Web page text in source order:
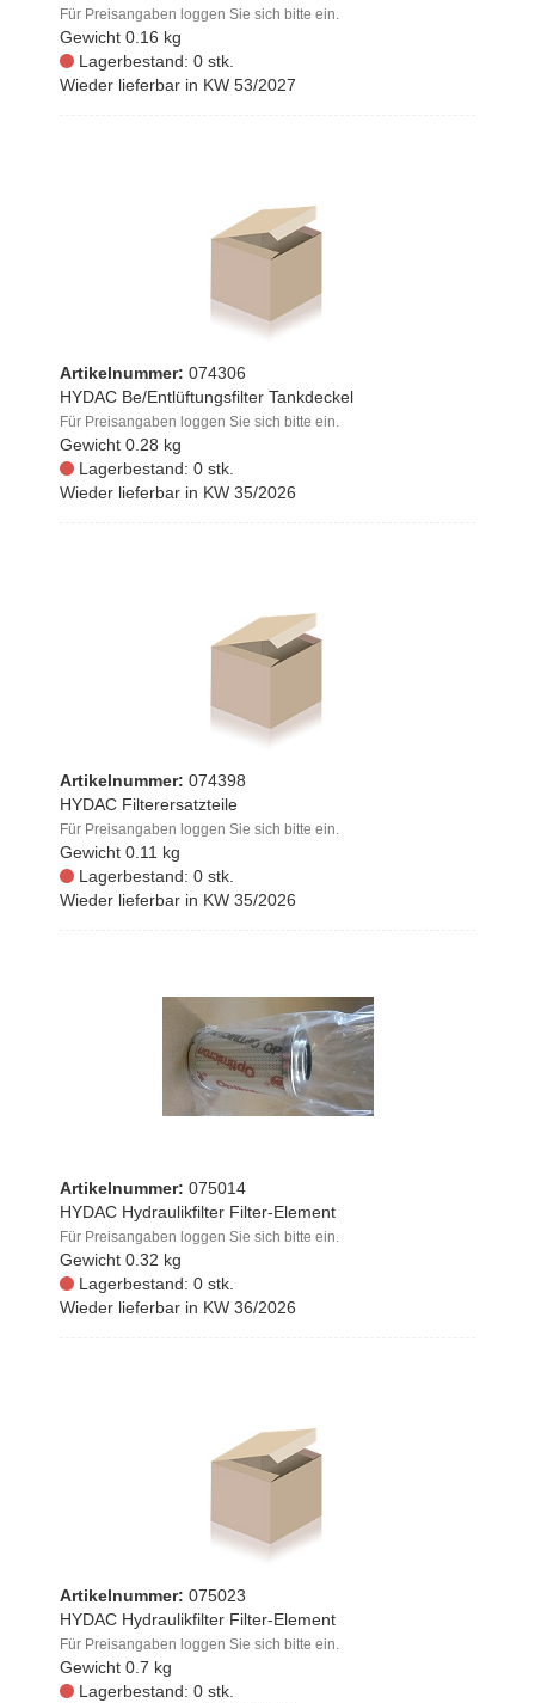
Für Preisangaben loggen Sie sich bitte ein.
Gewicht 0.16 kg
Lagerbestand: 0 stk.
Wieder lieferbar in KW 53/2027
Artikelnummer: 074306
HYDAC Be/Entlüftungsfilter Tankdeckel
Für Preisangaben loggen Sie sich bitte ein.
Gewicht 0.28 kg
Lagerbestand: 0 stk.
Wieder lieferbar in KW 35/2026
Artikelnummer: 074398
HYDAC Filterersatzteile
Für Preisangaben loggen Sie sich bitte ein.
Gewicht 0.11 kg
Lagerbestand: 0 stk.
Wieder lieferbar in KW 35/2026
Artikelnummer: 075014
HYDAC Hydraulikfilter Filter-Element
Für Preisangaben loggen Sie sich bitte ein.
Gewicht 0.32 kg
Lagerbestand: 0 stk.
Wieder lieferbar in KW 36/2026
Artikelnummer: 075023
HYDAC Hydraulikfilter Filter-Element
Für Preisangaben loggen Sie sich bitte ein.
Gewicht 0.7 kg
Lagerbestand: 0 stk.